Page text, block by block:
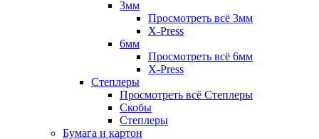
3мм
Просмотреть всё 3мм
X-Press
6мм
Просмотреть всё 6мм
X-Press
Степлеры
Просмотреть всё Степлеры
Скобы
Степлеры
Бумага и картон